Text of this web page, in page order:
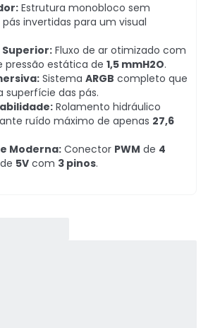
Estrutura monobloco sem
invertidas para um visual
Fluxo de ar otimizado com
pressão estática de 1,5 mmH2O.
Sistema ARGB completo que
superfície das pás.
Rolamento hidráulico
ruído máximo de apenas 27,6
Moderna:Conector PWM de 4
de 5V com 3 pinos.